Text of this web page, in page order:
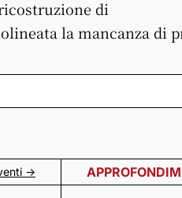
di
la mancanza di
->